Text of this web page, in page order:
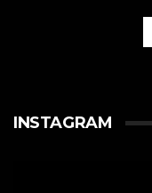
INSTAGRAM